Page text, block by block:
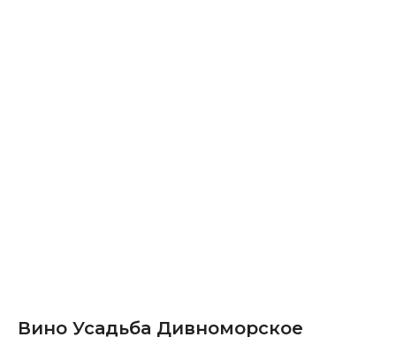
Вино Усадьба Дивноморское